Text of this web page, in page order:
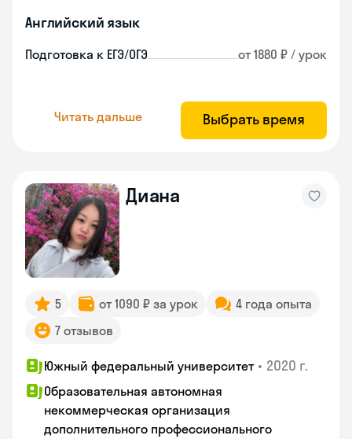
Английский язык
Подготовка к ЕГЭ/ОГЭ от 1880 ₽ / урок
Читать дальше Выбрать время
Диана
5 от 1090 ₽ за урок
4 года опыта
7 отзывов
Южный федеральный университет • 2020 г.
Образовательная автономная
некоммерческая организация
дополнительного профессионального